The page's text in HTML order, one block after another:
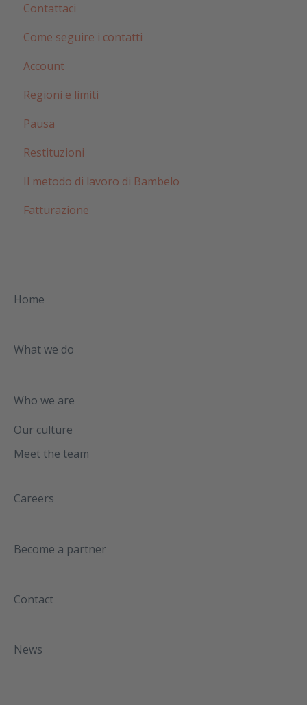
Contattaci
Come seguire i contatti
Account
Regioni e limiti
Pausa
Restituzioni
Il metodo di lavoro di Bambelo
Fatturazione
Home
What we do
Who we are
Our culture
Meet the team
Careers
Become a partner
Contact
News